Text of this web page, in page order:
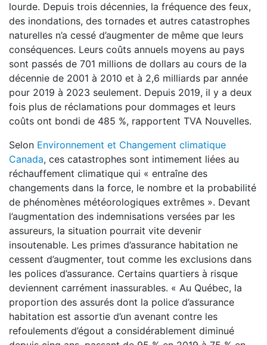
lourde. Depuis trois décennies, la fréquence des feux,
des inondations, des tornades et autres catastrophes
naturelles n’a cessé d’augmenter de même que leurs
conséquences. Leurs coûts annuels moyens au pays
sont passés de 701 millions de dollars au cours de la
décennie de 2001 à 2010 et à 2,6 milliards par année
pour 2019 à 2023 seulement. Depuis 2019, il y a deux
fois plus de réclamations pour dommages et leurs
coûts ont bondi de 485 %, rapportent TVA Nouvelles.
Selon Environnement et Changement climatique
Canada, ces catastrophes sont intimement liées au
réchauffement climatique qui « entraîne des
changements dans la force, le nombre et la probabilité
de phénomènes météorologiques extrêmes ». Devant
l’augmentation des indemnisations versées par les
assureurs, la situation pourrait vite devenir
insoutenable. Les primes d’assurance habitation ne
cessent d’augmenter, tout comme les exclusions dans
les polices d’assurance. Certains quartiers à risque
deviennent carrément inassurables. « Au Québec, la
proportion des assurés dont la police d’assurance
habitation est assortie d’un avenant contre les
refoulements d’égout a considérablement diminué